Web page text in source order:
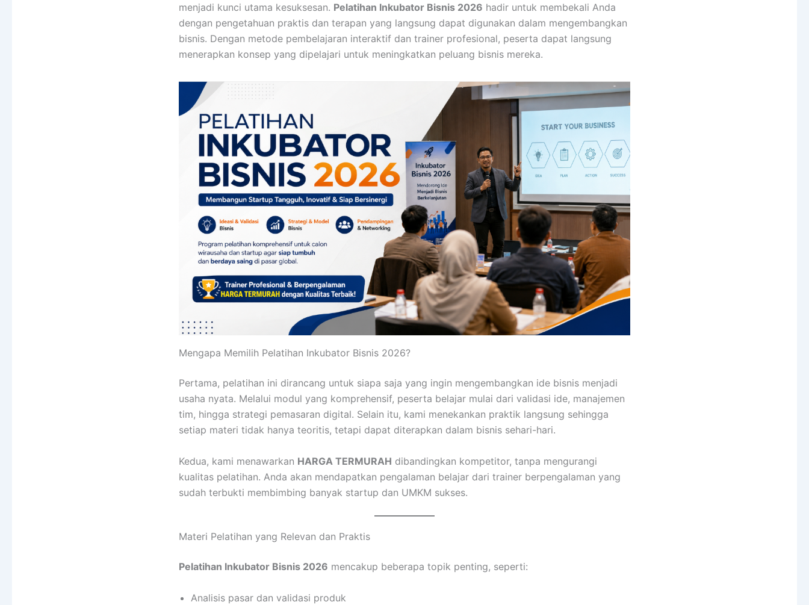
menjadi kunci utama kesuksesan. Pelatihan Inkubator Bisnis 2026 hadir untuk membekali Anda
dengan pengetahuan praktis dan terapan yang langsung dapat digunakan dalam mengembangkan
bisnis. Dengan metode pembelajaran interaktif dan trainer profesional, peserta dapat langsung
menerapkan konsep yang dipelajari untuk meningkatkan peluang bisnis mereka.
Mengapa Memilih Pelatihan Inkubator Bisnis 2026?
Pertama, pelatihan ini dirancang untuk siapa saja yang ingin mengembangkan ide bisnis menjadi
usaha nyata. Melalui modul yang komprehensif, peserta belajar mulai dari validasi ide, manajemen
tim, hingga strategi pemasaran digital. Selain itu, kami menekankan praktik langsung sehingga
setiap materi tidak hanya teoritis, tetapi dapat diterapkan dalam bisnis sehari-hari.
Kedua, kami menawarkan HARGA TERMURAH dibandingkan kompetitor, tanpa mengurangi
kualitas pelatihan. Anda akan mendapatkan pengalaman belajar dari trainer berpengalaman yang
sudah terbukti membimbing banyak startup dan UMKM sukses.
Materi Pelatihan yang Relevan dan Praktis
Pelatihan Inkubator Bisnis 2026 mencakup beberapa topik penting, seperti:
Analisis pasar dan validasi produk